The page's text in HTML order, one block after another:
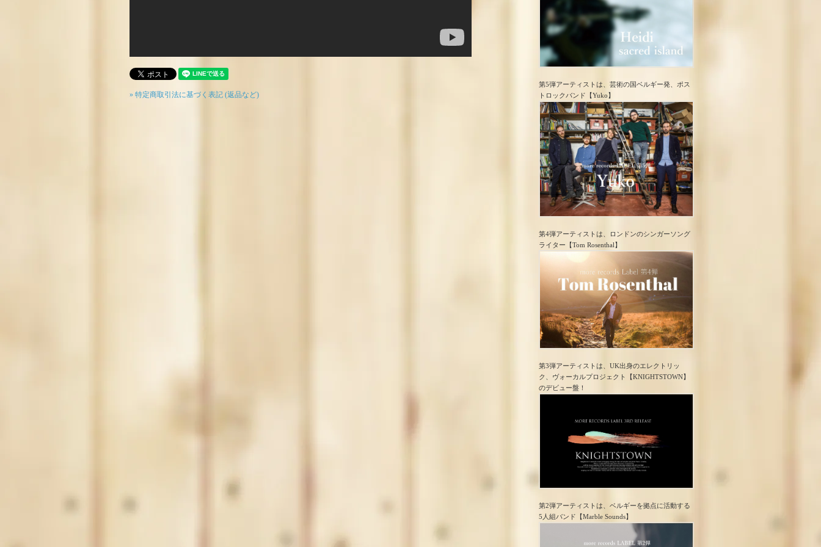
» 特定商取引法に基づく表記 (返品など)
第5弾アーティストは、芸術の国ベルギー発、ポス
トロック​バンド【Yuko】
第4弾アーティストは、ロンドンのシンガーソング
ライター【Tom Rosenthal】
第3弾アーティストは、UK出身のエレクトリッ
ク、ヴォーカルプロジェクト【KNIGHTSTOWN】
のデビュー盤！
第2弾アーティストは、ベルギーを拠点に活動する
5人組バンド【Marble Sounds】